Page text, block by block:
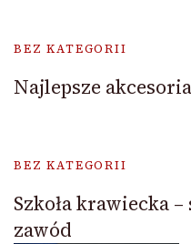
BEZ KATEGORII
Najlepsze
BEZ KATEGORII
Szkoła krawiecka
zawód